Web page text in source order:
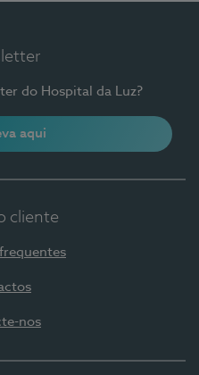
do Hospital da Luz?
aqui
cliente
nos